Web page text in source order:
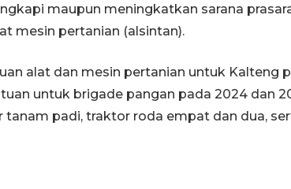
maupun meningkatkan sarana
mesin pertanian (alsintan).
alat dan mesin pertanian untuk Kalteng
untuk brigade pangan pada 2024 dan
padi, traktor roda empat dan dua,